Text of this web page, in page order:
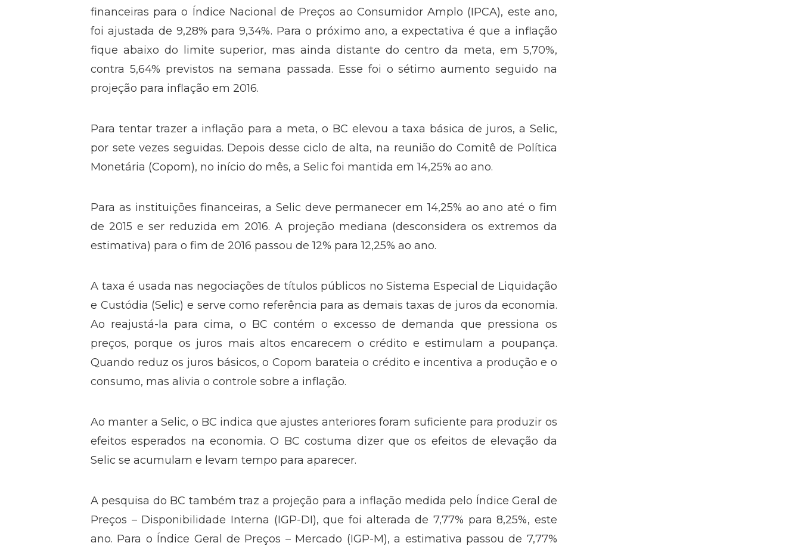
financeiras para o Índice Nacional de Preços ao Consumidor Amplo (IPCA), este ano,
foi ajustada de 9,28% para 9,34%. Para o próximo ano, a expectativa é que a inflação
fique abaixo do limite superior, mas ainda distante do centro da meta, em 5,70%,
contra 5,64% previstos na semana passada. Esse foi o sétimo aumento seguido na
projeção para inflação em 2016.
Para tentar trazer a inflação para a meta, o BC elevou a taxa básica de juros, a Selic,
por sete vezes seguidas. Depois desse ciclo de alta, na reunião do Comitê de Política
Monetária (Copom), no início do mês, a Selic foi mantida em 14,25% ao ano.
Para as instituições financeiras, a Selic deve permanecer em 14,25% ao ano até o fim
de 2015 e ser reduzida em 2016. A projeção mediana (desconsidera os extremos da
estimativa) para o fim de 2016 passou de 12% para 12,25% ao ano.
A taxa é usada nas negociações de títulos públicos no Sistema Especial de Liquidação
e Custódia (Selic) e serve como referência para as demais taxas de juros da economia.
Ao reajustá-la para cima, o BC contém o excesso de demanda que pressiona os
preços, porque os juros mais altos encarecem o crédito e estimulam a poupança.
Quando reduz os juros básicos, o Copom barateia o crédito e incentiva a produção e o
consumo, mas alivia o controle sobre a inflação.
Ao manter a Selic, o BC indica que ajustes anteriores foram suficiente para produzir os
efeitos esperados na economia. O BC costuma dizer que os efeitos de elevação da
Selic se acumulam e levam tempo para aparecer.
A pesquisa do BC também traz a projeção para a inflação medida pelo Índice Geral de
Preços – Disponibilidade Interna (IGP-DI), que foi alterada de 7,77% para 8,25%, este
ano. Para o Índice Geral de Preços – Mercado (IGP-M), a estimativa passou de 7,77%